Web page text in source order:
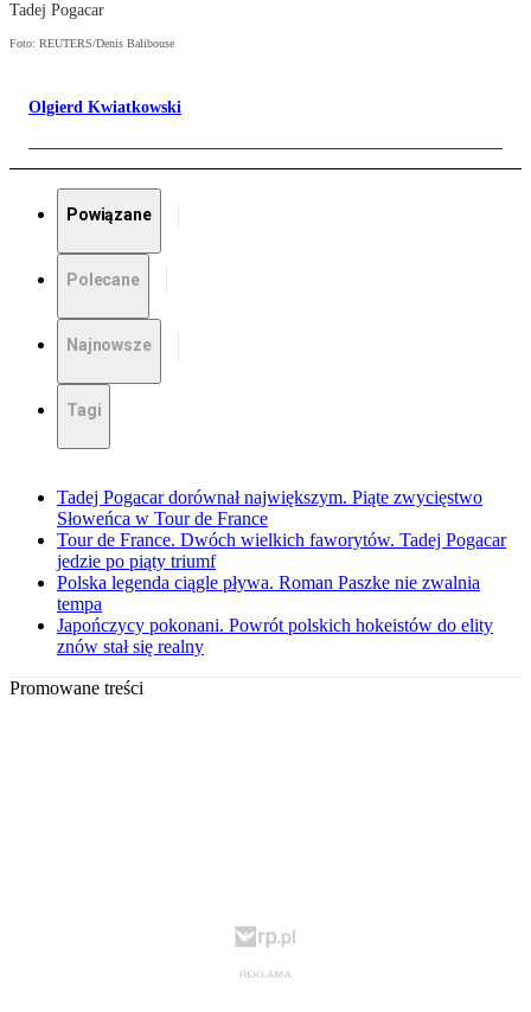
Tadej Pogacar
Foto: REUTERS/Denis Balibouse
Olgierd Kwiatkowski
Powiązane
Polecane
Najnowsze
Tagi
Tadej Pogacar dorównał największym. Piąte zwycięstwo
Słoweńca w Tour de France
Tour de France. Dwóch wielkich faworytów. Tadej Pogacar
jedzie po piąty triumf
Polska legenda ciągle pływa. Roman Paszke nie zwalnia
tempa
Japończycy pokonani. Powrót polskich hokeistów do elity
znów stał się realny
Promowane treści